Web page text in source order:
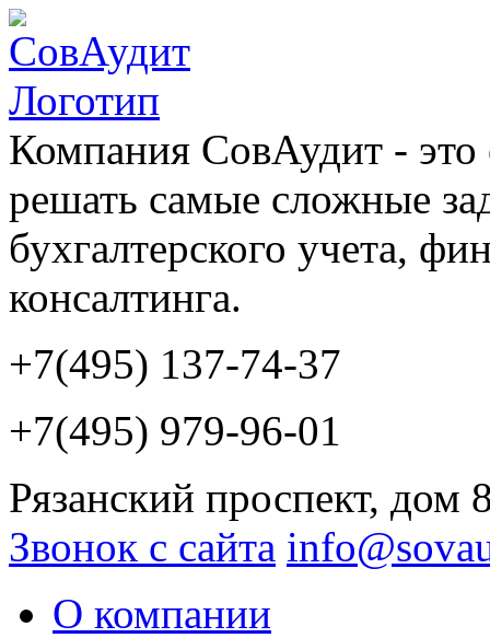
Компания СовАудит - это
решать самые сложные
бухгалтерского учета,
консалтинга.
+7(495) 137-74-37
+7(495) 979-96-01
Рязанский проспект, дом
Звонок с сайта
О компании